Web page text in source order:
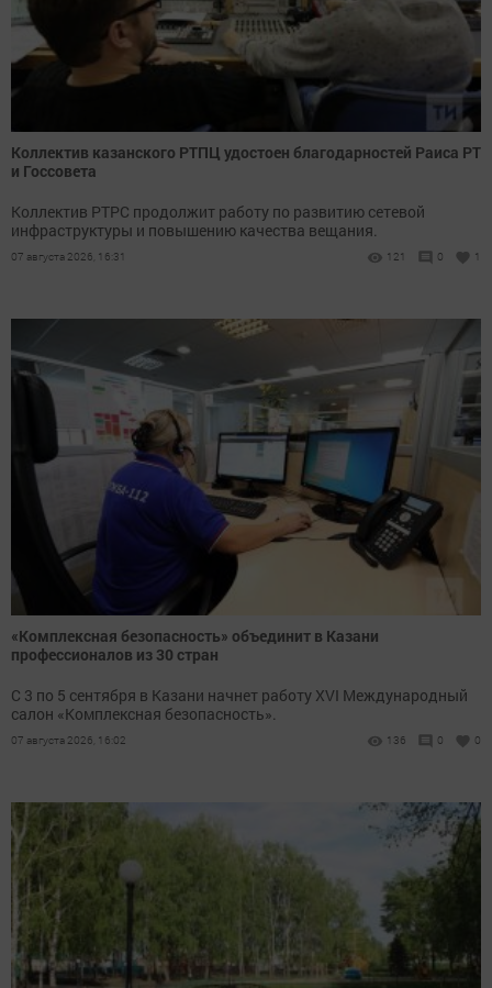
Коллектив казанского РТПЦ удостоен благодарностей Раиса РТ
и Госсовета
Коллектив РТРС продолжит работу по развитию сетевой
инфраструктуры и повышению качества вещания.
07 августа 2026, 16:31 121 0 1
«Комплексная безопасность» объединит в Казани
профессионалов из 30 стран
С 3 по 5 сентября в Казани начнет работу XVI Международный
салон «Комплексная безопасность».
07 августа 2026, 16:02 136 0 0